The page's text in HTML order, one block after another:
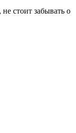
стоит забывать о